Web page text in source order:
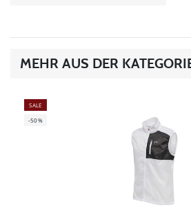
MEHR AUS DER
SALE
-50%